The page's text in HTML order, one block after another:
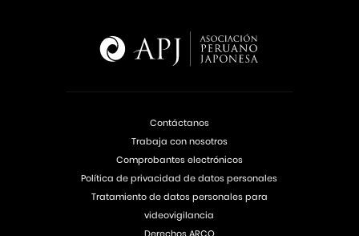
Contáctanos
Trabaja con nosotros
Comprobantes electrónicos
Política de privacidad de datos personales
Tratamiento de datos personales para
videovigilancia
Derechos ARCO